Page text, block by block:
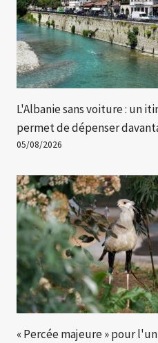
L'Albanie sans voiture : un
permet de dépenser
05/08/2026
« Percée majeure » ​​pour